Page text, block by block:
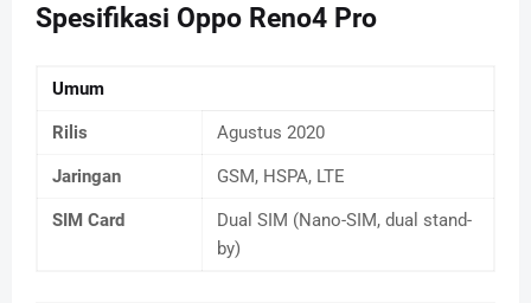
Spesifikasi Oppo Reno4 Pro
Umum
Rilis Agustus 2020
Jaringan GSM, HSPA, LTE
SIM Card
Dual SIM (Nano-SIM, dual stand-
by)